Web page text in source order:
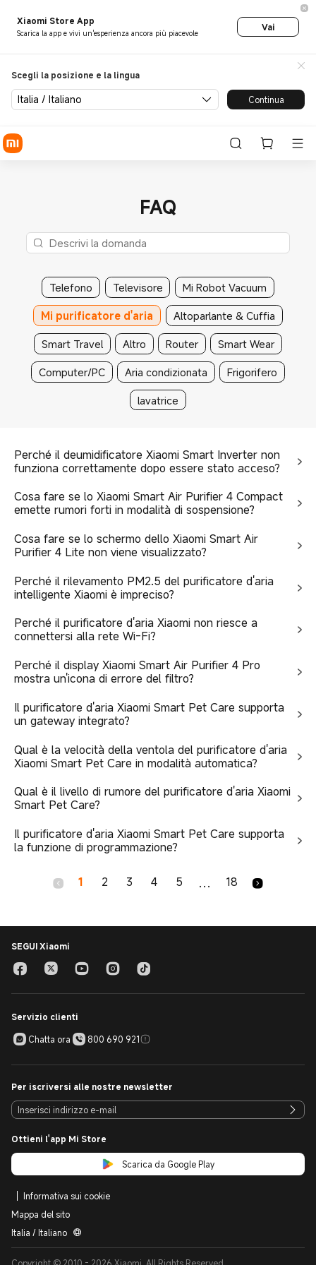
Xiaomi Store App
Scarica la app e vivi un'esperienza ancora più piacevole
Vai
Scegli la posizione e la lingua
Italia / Italiano Continua
FAQ
Telefono Televisore
Mi Robot Vacuum
Mi purificatore d'aria
Altoparlante & Cuffia
Smart Travel
Altro Router
Smart Wear
Computer/PC
Aria condizionata
Frigorifero
lavatrice
Perché il deumidificatore Xiaomi Smart Inverter non
funziona correttamente dopo essere stato acceso?
Cosa fare se lo Xiaomi Smart Air Purifier 4 Compact
emette rumori forti in modalità di sospensione?
Cosa fare se lo schermo dello Xiaomi Smart Air
Purifier 4 Lite non viene visualizzato?
Perché il rilevamento PM2.5 del purificatore d'aria
intelligente Xiaomi è impreciso?
Perché il purificatore d'aria Xiaomi non riesce a
connettersi alla rete Wi-Fi?
Perché il display Xiaomi Smart Air Purifier 4 Pro
mostra un'icona di errore del filtro?
Il purificatore d'aria Xiaomi Smart Pet Care supporta
un gateway integrato?
Qual è la velocità della ventola del purificatore d'aria
Xiaomi Smart Pet Care in modalità automatica?
Qual è il livello di rumore del purificatore d'aria Xiaomi
Smart Pet Care?
Il purificatore d'aria Xiaomi Smart Pet Care supporta
la funzione di programmazione?
1 2 3 4 5 ... 18
SEGUI Xiaomi
Servizio clienti
Chatta ora
800 690 921
Per iscriversi alle nostre newsletter
Ottieni l'app Mi Store
Scarica da Google Play
Informativa sui cookie
Mappa del sito
Italia / Italiano